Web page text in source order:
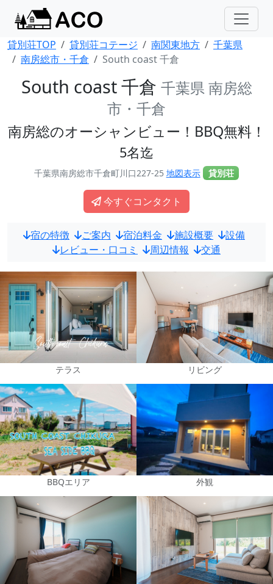
貸別荘TOP 貸別荘コテージ 南関東地方
千葉県
南房総市・千倉
South coast 千倉
South coast 千倉 千葉県 南房総
市・千倉
南房総のオーシャンビュー！BBQ無料！
5名迄
千葉県南房総市千倉町川口227-25 地図表示 貸別荘
今すぐコンタクト
宿の特徴 ご案内 宿泊料金 施設概要
設備
レビュー・口コミ
周辺情報 交通
テラス リビング
BBQエリア 外観